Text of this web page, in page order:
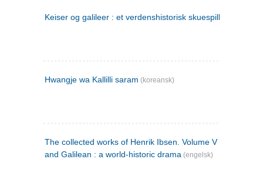
Keiser og galileer : et verdenshistorisk skuespill (1873)
Hwangje wa Kallilli saram (koreansk)
The collected works of Henrik Ibsen. Volume V : Emperor
and Galilean : a world-historic drama (engelsk)